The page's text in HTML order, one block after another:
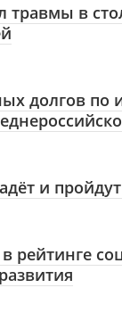
травмы в
долгов по
и
рейтинге